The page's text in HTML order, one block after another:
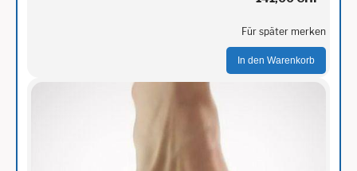
Für später merken
In den Warenkorb